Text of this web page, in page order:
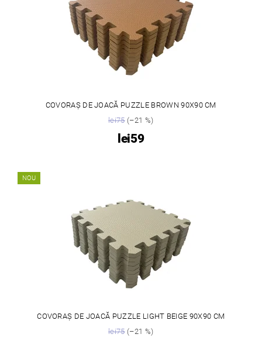
COVORAȘ DE JOACĂ PUZZLE BROWN 90X90 CM
lei75(–21 %)
lei59
NOU
COVORAȘ DE JOACĂ PUZZLE LIGHT BEIGE 90X90 CM
lei75(–21 %)